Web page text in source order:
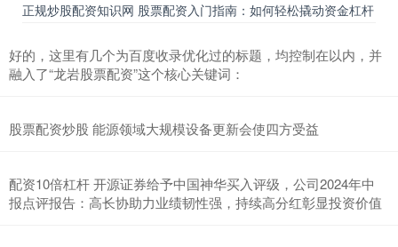
正规炒股配资知识网 股票配资入门指南：如何轻松撬动资金杠杆
好的，这里有几个为百度收录优化过的标题，均控制在以内，并
融入了“龙岩股票配资”这个核心关键词：
股票配资炒股 能源领域大规模设备更新会使四方受益
配资10倍杠杆 开源证券给予中国神华买入评级，公司2024年中
报点评报告：高长协助力业绩韧性强，持续高分红彰显投资价值